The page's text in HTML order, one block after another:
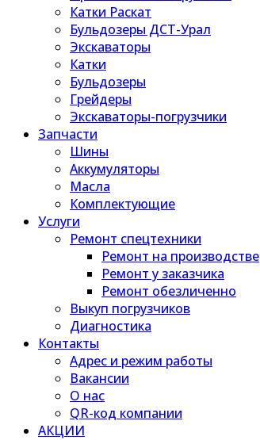
Катки Раскат
Бульдозеры ДСТ-Урал
Экскаваторы
Катки
Бульдозеры
Грейдеры
Экскаваторы-погрузчики
Запчасти
Шины
Аккумуляторы
Масла
Комплектующие
Услуги
Ремонт спецтехники
Ремонт на производстве
Ремонт у заказчика
Ремонт обезличенно
Выкуп погрузчиков
Диагностика
Контакты
Адрес и режим работы
Вакансии
О нас
QR-код компании
АКЦИИ